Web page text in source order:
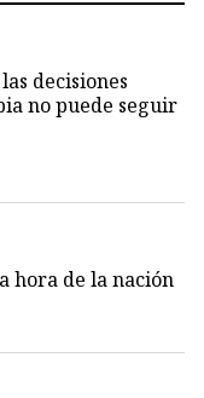
decisiones
no puede seguir
hora de la nación